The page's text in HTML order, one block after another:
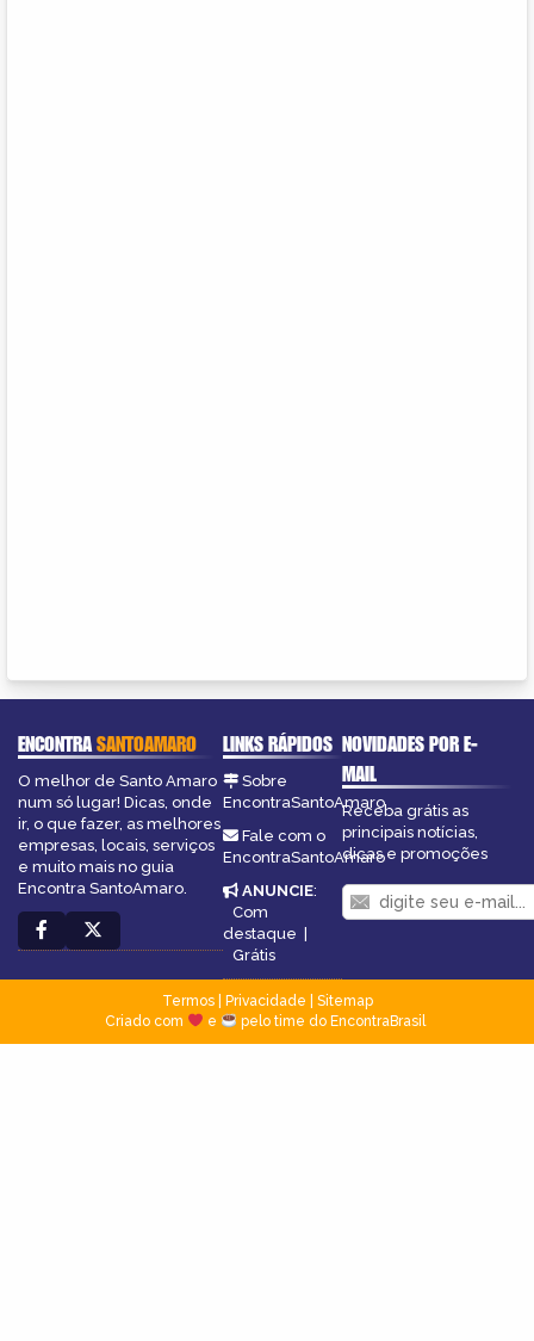
ENCONTRASANTOAMARO
O melhor de Santo Amaro
num só lugar! Dicas, onde
ir, o que fazer, as melhores
empresas, locais, serviços
e muito mais no guia
Encontra SantoAmaro.
LINKS RÁPIDOS
Sobre
EncontraSantoAmaro
Fale com o
EncontraSantoAmaro
ANUNCIE:
Com
destaque |
Grátis
NOVIDADES POR E-
MAIL
Receba grátis as
principais notícias,
dicas e promoções
Termos| Privacidade
Sitemap
Criado com
e pelo time do EncontraBrasil